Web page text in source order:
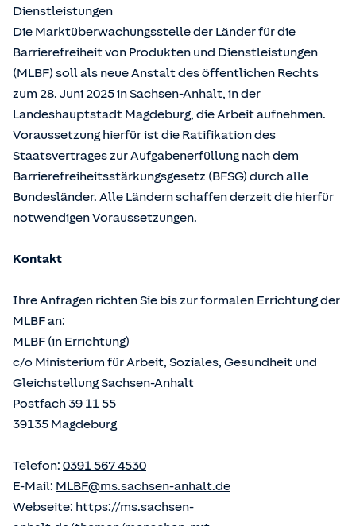
Dienstleistungen
Die Marktüberwachungsstelle der Länder für die
Barrierefreiheit von Produkten und Dienstleistungen
(MLBF) soll als neue Anstalt des öffentlichen Rechts
zum 28. Juni 2025 in Sachsen-Anhalt, in der
Landeshauptstadt Magdeburg, die Arbeit aufnehmen.
Voraussetzung hierfür ist die Ratifikation des
Staatsvertrages zur Aufgabenerfüllung nach dem
Barrierefreiheitsstärkungsgesetz (BFSG) durch alle
Bundesländer. Alle Ländern schaffen derzeit die hierfür
notwendigen Voraussetzungen.
Kontakt
Ihre Anfragen richten Sie bis zur formalen Errichtung der
MLBF an:
MLBF (in Errichtung)
c/o Ministerium für Arbeit, Soziales, Gesundheit und
Gleichstellung Sachsen-Anhalt
Postfach 39 11 55
39135 Magdeburg
Telefon: 0391 567 4530
E-Mail: MLBF@ms.sachsen-anhalt.de
Webseite: https://ms.sachsen-